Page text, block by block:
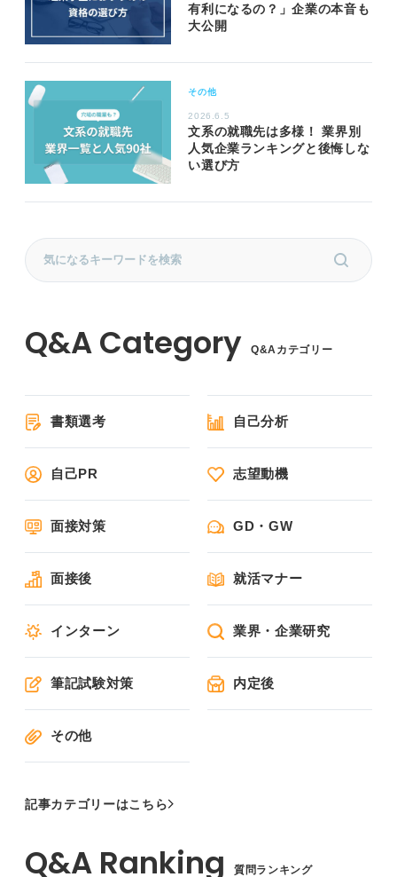
有利になるの？」企業の本音も
大公開
その他
2026.6.5
文系の就職先は多様！ 業界別
人気企業ランキングと後悔しな
い選び方
Q&Aカテゴリー
書類選考 自己分析
自己PR 志望動機
面接対策 GD・GW
面接後 就活マナー
インターン 業界・企業研究
筆記試験対策 内定後
その他
記事カテゴリーはこちら
質問ランキング